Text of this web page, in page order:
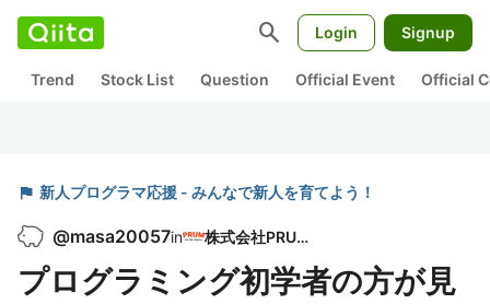
search Login Signup
Trend Stock List Question Official Event Official
flag 新人プログラマ応援 - みんなで新人を育てよう！
@masa20057in 株式会社PRUM
プログラミング初学者の方が見